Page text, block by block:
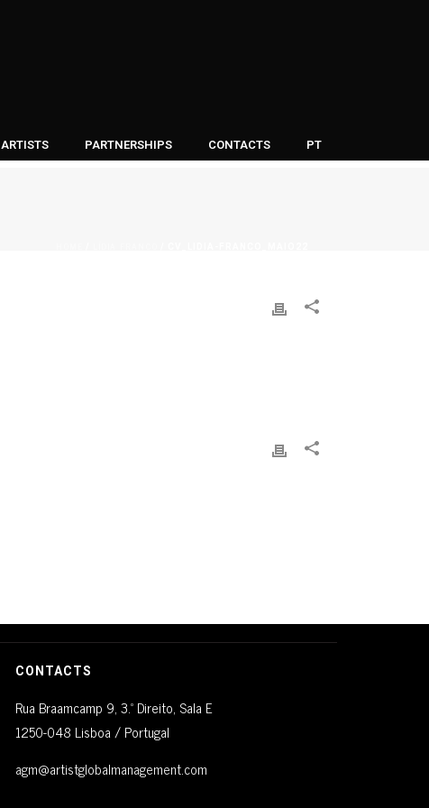
ARTISTS PARTNERSHIPS CONTACTS PT
CONTACTS
Rua Braamcamp 9, 3.º Direito, Sala E
1250-048 Lisboa / Portugal
agm@artistglobalmanagement.com